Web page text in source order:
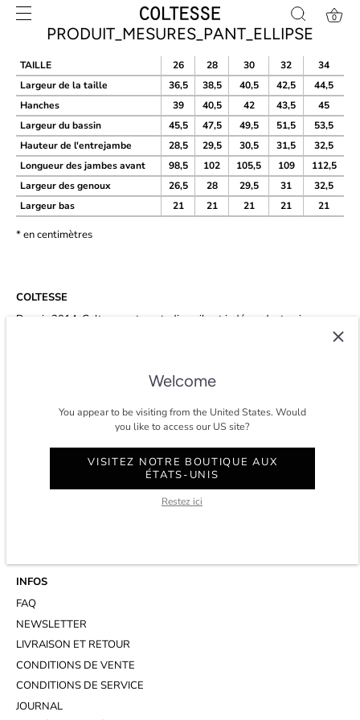
Skip
0
PRODUIT_MESURES_PANT_ELLIPSE
TAILLE 26 28 30 32
34
Largeur de la taille
36,5 38,5 40,5 42,5
44,5
Hanches
39 40,5 42 43,5
45
Largeur du bassin
45,5 47,5 49,5 51,5
53,5
Hauteur de l'entrejambe
28,5 29,5 30,5 31,5
32,5
Longueur des jambes avant
98,5 102 105,5 109
112,5
Largeur des genoux
26,5 28 29,5 31
32,5
Largeur bas
21 21 21 21 21
* en centimètres
COLTESSE
Depuis 2014, Coltesse est un studio agile et indépendant qui
développe un vestiaire masculin intemporel et éco-conscient à Paris.
CONTACT
SERVICE CLIENT
INFOS
FAQ
NEWSLETTER
LIVRAISON ET RETOUR
CONDITIONS DE VENTE
CONDITIONS DE SERVICE
JOURNAL
Welcome
You appear to be visiting from the United States. Would
you like to access our US site?
VISITEZ NOTRE BOUTIQUE AUX
ÉTATS-UNIS
Restez ici